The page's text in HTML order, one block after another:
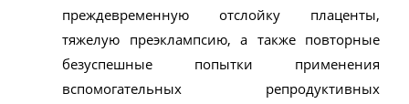
преждевременную отслойку плаценты,
тяжелую преэклампсию, а также повторные
безуспешные попытки применения
вспомогательных репродуктивных